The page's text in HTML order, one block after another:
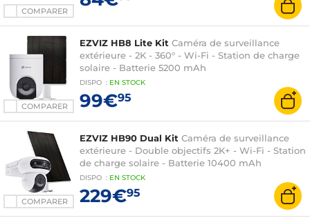
COMPARER
COMPARER
EZVIZ HB8 Lite Kit Caméra de surveillance
extérieure - 2K - 360° - Wi-Fi - Station de charge
solaire - Batterie 5200 mAh
DISPO : EN STOCK
99€95
COMPARER
EZVIZ HB90 Dual Kit Caméra de surveillance
extérieure - Double objectifs 2K+ - Wi-Fi - Station
de charge solaire - Batterie 10400 mAh
DISPO : EN STOCK
229€95